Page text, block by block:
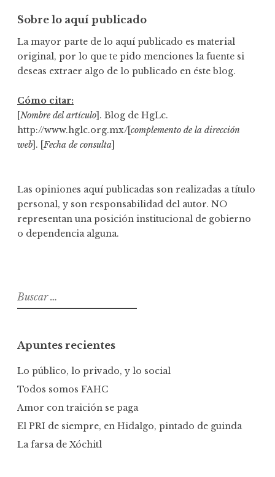
Sobre lo aquí publicado
La mayor parte de lo aquí publicado es material
original, por lo que te pido menciones la fuente si
deseas extraer algo de lo publicado en éste blog.
Cómo citar:
[Nombre del artículo]. Blog de HgLc.
http://www.hglc.org.mx/[complemento de la dirección
web]. [Fecha de consulta]
Las opiniones aquí publicadas son realizadas a título
personal, y son responsabilidad del autor. NO
representan una posición institucional de gobierno
o dependencia alguna.
B
u
a
r
Apuntes recientes
Lo público, lo privado, y lo social
Todos somos FAHC
Amor con traición se paga
El PRI de siempre, en Hidalgo, pintado de guinda
La farsa de Xóchitl